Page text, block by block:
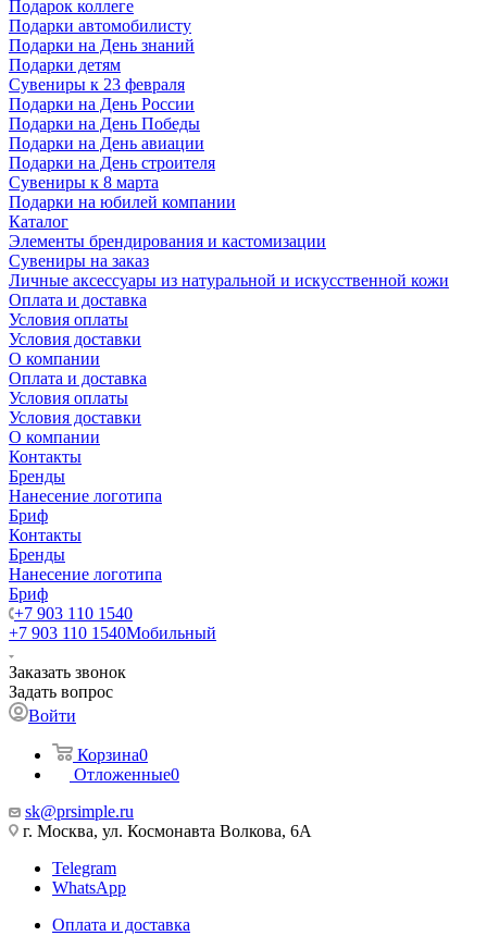
Подарок коллеге
Подарки автомобилисту
Подарки на День знаний
Подарки детям
Сувениры к 23 февраля
Подарки на День России
Подарки на День Победы
Подарки на День авиации
Подарки на День строителя
Сувениры к 8 марта
Подарки на юбилей компании
Каталог
Элементы брендирования и кастомизации
Сувениры на заказ
Личные аксессуары из натуральной и искусственной кожи
Оплата и доставка
Условия оплаты
Условия доставки
О компании
Оплата и доставка
Условия оплаты
Условия доставки
О компании
Контакты
Бренды
Нанесение логотипа
Бриф
Контакты
Бренды
Нанесение логотипа
Бриф
+7 903 110 1540
+7 903 110 1540Мобильный
Заказать звонок
Задать вопрос
Войти
Корзина0
Отложенные0
sk@prsimple.ru
г. Москва, ул. Космонавта Волкова, 6А
Telegram
WhatsApp
Оплата и доставка